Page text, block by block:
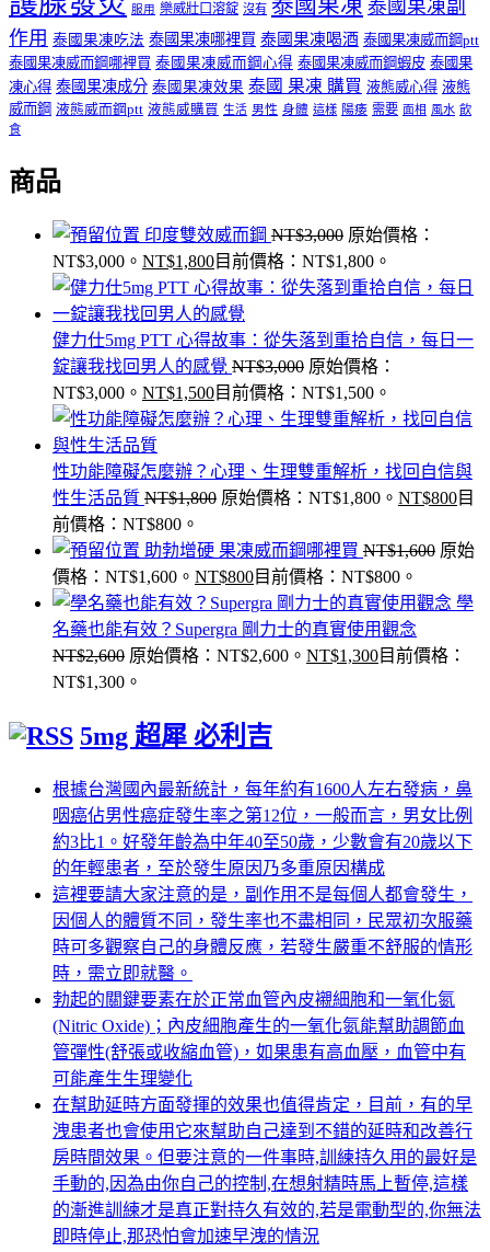
服用 樂威壯口溶錠 沒有 泰國果凍 泰國果凍副
作用 泰國果凍吃法 泰國果凍哪裡買 泰國果凍喝酒 泰國果凍威而鋼ptt
泰國果凍威而鋼哪裡買 泰國果凍威而鋼心得 泰國果凍威而鋼蝦皮 泰國果
凍心得 泰國果凍成分 泰國果凍效果 泰國 果凍 購買 液態威心得 液態
威而鋼 液態威而鋼ptt 液態威購買 生活 男性 身體 這樣 陽痿 需要 面相 風水 飲
食
商品
印度雙效威而鋼 NT$3,000 原始價格：
NT$3,000。 NT$1,800目前價格：NT$1,800。
健力仕5mg PTT 心得故事：從失落到重拾自信，每日一
錠讓我找回男人的感覺 NT$3,000 原始價格：
NT$3,000。 NT$1,500目前價格：NT$1,500。
性功能障礙怎麼辦？心理、生理雙重解析，找回自信與
性生活品質 NT$1,800 原始價格：NT$1,800。 NT$800目
前價格：NT$800。
助勃增硬 果凍威而鋼哪裡買 NT$1,600 原始
價格：NT$1,600。 NT$800目前價格：NT$800。
學
名藥也能有效？Supergra 剛力士的真實使用觀念
NT$2,600 原始價格：NT$2,600。 NT$1,300目前價格：
NT$1,300。
5mg 超犀 必利吉
根據台灣國內最新統計，每年約有1600人左右發病，鼻
咽癌佔男性癌症發生率之第12位，一般而言，男女比例
約3比1。好發年齡為中年40至50歲，少數會有20歲以下
的年輕患者，至於發生原因乃多重原因構成
這裡要請大家注意的是，副作用不是每個人都會發生，
因個人的體質不同，發生率也不盡相同，民眾初次服藥
時可多觀察自己的身體反應，若發生嚴重不舒服的情形
時，需立即就醫。
勃起的關鍵要素在於正常血管內皮襯細胞和一氧化氮
(Nitric Oxide)；內皮細胞產生的一氧化氮能幫助調節血
管彈性(舒張或收縮血管)，如果患有高血壓，血管中有
可能產生生理變化
在幫助延時方面發揮的效果也值得肯定，目前，有的早
洩患者也會使用它來幫助自己達到不錯的延時和改善行
房時間效果。但要注意的一件事時,訓練持久用的最好是
手動的,因為由你自己的控制,在想射精時馬上暫停,這樣
的漸進訓練才是真正對持久有效的,若是電動型的,你無法
即時停止,那恐怕會加速早洩的情況